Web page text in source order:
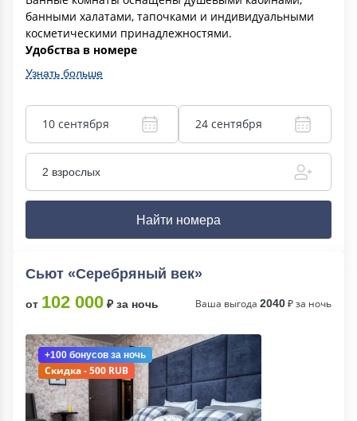
банными халатами, тапочками и индивидуальными
косметическими принадлежностями.
Удобства в номере
Узнать больше
10 сентября 24 сентября
2 взрослых
Найти номера
Сьют «Серебряный век»
от 102 000 ₽ за ночь Ваша выгода 2040₽ за ночь
+100 бонусов за ночь
Скидка - 500 RUB